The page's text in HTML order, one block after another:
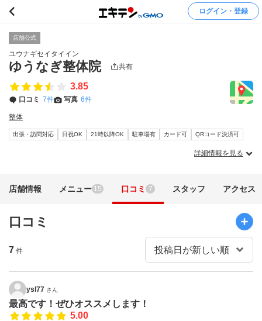
ログイン・登録
店舗公式
ユウナギセイタイイン
ゆうなぎ整体院 共有
3.85
口コミ 7件 写真 6件
整体
出張・訪問対応 日祝OK 21時以降OK 駐車場有 カード可 QRコード決済可
詳細情報を見る
店舗情報 メニュー 15 口コミ 7 スタッフ アクセス
口コミ
7 件
ysl77 さん
最高です！ぜひオススメします！
5.00